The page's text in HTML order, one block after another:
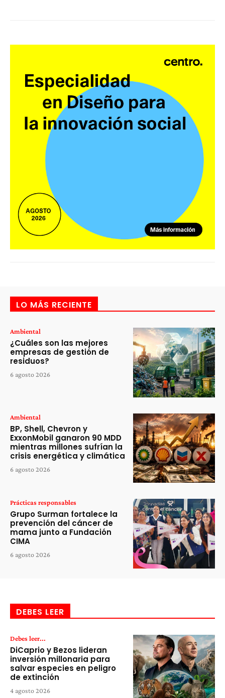
LO MÁS RECIENTE
Ambiental
¿Cuáles son las mejores
empresas de gestión de
residuos?
6 agosto 2026
Ambiental
BP, Shell, Chevron y
ExxonMobil ganaron 90 MDD
mientras millones sufrían la
crisis energética y climática
6 agosto 2026
Prácticas responsables
Grupo Surman fortalece la
prevención del cáncer de
mama junto a Fundación
CIMA
6 agosto 2026
DEBES LEER
Debes leer...
DiCaprio y Bezos lideran
inversión millonaria para
salvar especies en peligro
de extinción
4 agosto 2026